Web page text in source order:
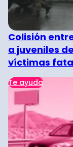
Colisión
a juveniles
víctimas
Te ayuda